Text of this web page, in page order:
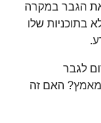
הגבר במקרה
בתוכניות שלו
לגבר
מאמץ? האם זה